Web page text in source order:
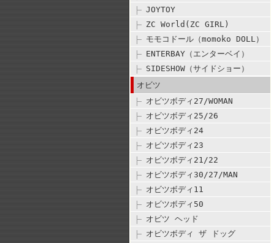
JOYTOY
ZC World(ZC GIRL)
モモコドール（momoko DOLL）
ENTERBAY（エンターベイ）
SIDESHOW（サイドショー）
オビツ
オビツボディ27/WOMAN
オビツボディ25/26
オビツボディ24
オビツボディ23
オビツボディ21/22
オビツボディ30/27/MAN
オビツボディ11
オビツボディ50
オビツ ヘッド
オビツボディ ザ ドッグ